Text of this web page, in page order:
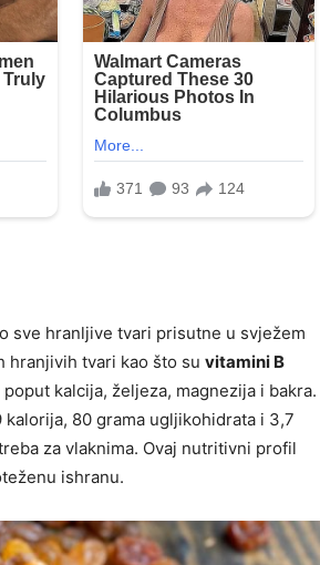
sve hranljive tvari prisutne u svježem
hranjivih tvari kao što su vitamini B
kalcija, željeza, magnezija i bakra.
80 grama ugljikohidrata i 3,7
za vlaknima. Ovaj nutritivni profil
ishranu.